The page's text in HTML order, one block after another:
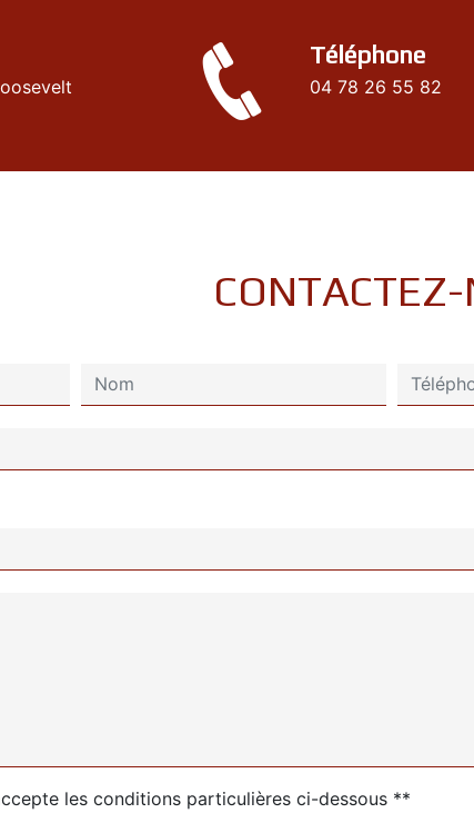
Téléphone
04 78 26 55 82
les conditions particulières ci-dessous **